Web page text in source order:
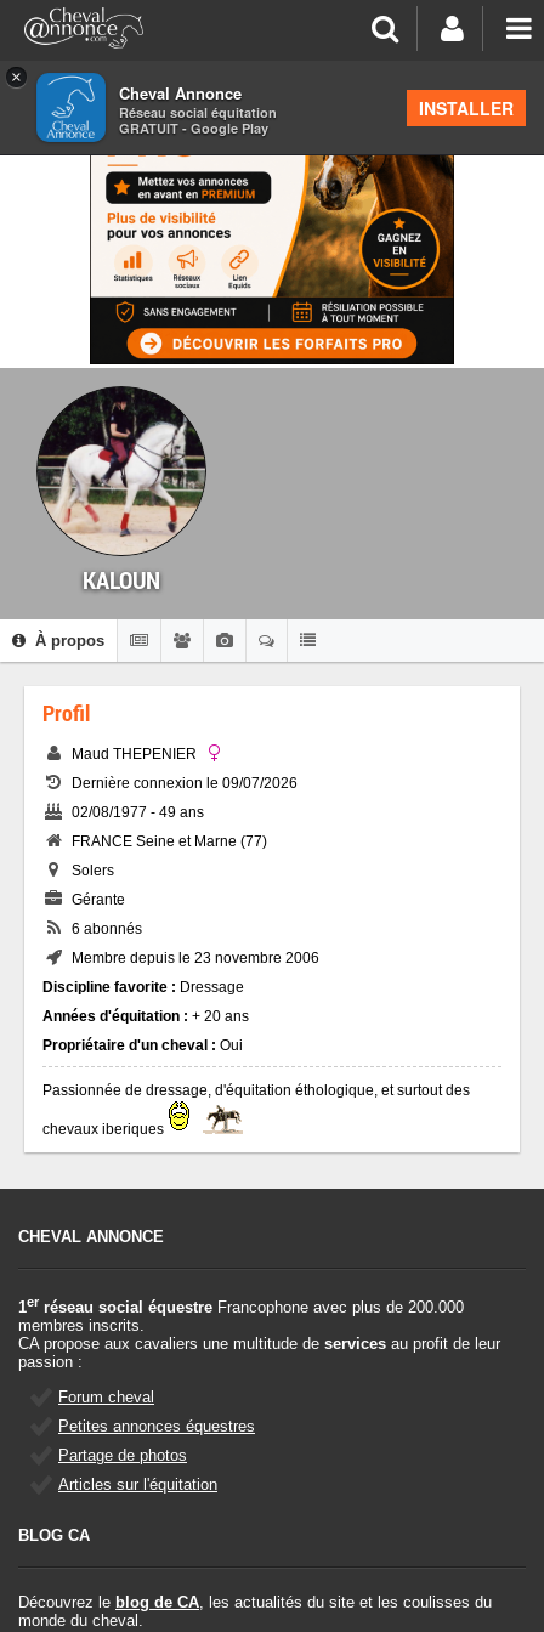
×
Cheval Annonce
Réseau social équitation
GRATUIT - Google Play
INSTALLER
KALOUN
À propos
Profil
Maud THEPENIER
Dernière connexion le 09/07/2026
02/08/1977 - 49 ans
FRANCE Seine et Marne (77)
Solers
Gérante
6 abonnés
Membre depuis le 23 novembre 2006
Discipline favorite : Dressage
Années d'équitation : + 20 ans
Propriétaire d'un cheval : Oui
Passionnée de dressage, d'équitation éthologique, et surtout des
chevaux iberiques
CHEVAL ANNONCE
1er réseau social équestre Francophone avec plus de 200.000
membres inscrits.
CA propose aux cavaliers une multitude de services au profit de leur
passion :
Forum cheval
Petites annonces équestres
Partage de photos
Articles sur l'équitation
BLOG CA
Découvrez le blog de CA, les actualités du site et les coulisses du
monde du cheval.